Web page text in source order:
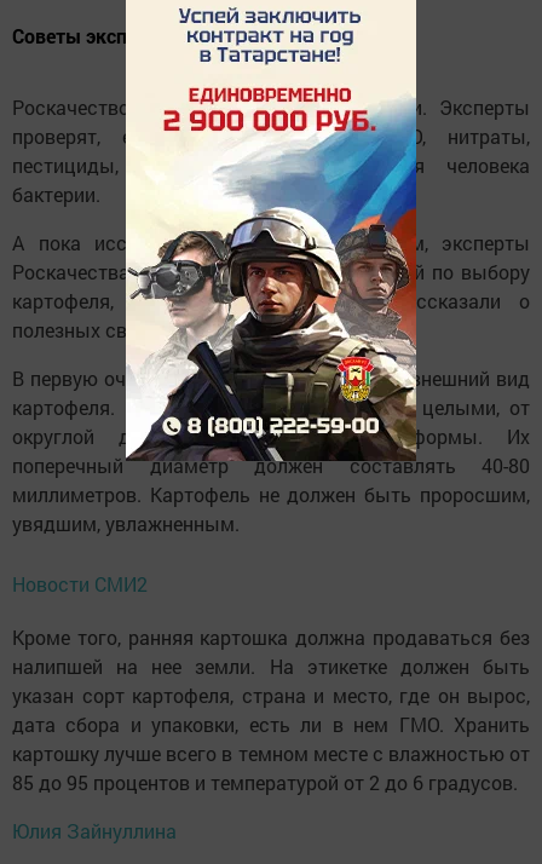
Советы экспертов Роскачества
Роскачество начинает проверку картошки. Эксперты
проверят, есть ли в картофеле ГМО, нитраты,
пестициды, вредители и опасные для человека
бактерии.
А пока исследование идет своим ходом, эксперты
Роскачествадали несколько рекомендаций по выбору
картофеля, его хранению, а также рассказали о
полезных свойствах.
В первую очередь рекомендуется оценить внешний вид
картофеля. Клубни должны быть сухими, целыми, от
округлой до продолговато-овальной формы. Их
поперечный диаметр должен составлять 40-80
миллиметров. Картофель не должен быть проросшим,
увядшим, увлажненным.
Новости СМИ2
Кроме того, ранняя картошка должна продаваться без
налипшей на нее земли. На этикетке должен быть
указан сорт картофеля, страна и место, где он вырос,
дата сбора и упаковки, есть ли в нем ГМО. Хранить
картошку лучше всего в темном месте с влажностью от
85 до 95 процентов и температурой от 2 до 6 градусов.
Юлия Зайнуллина